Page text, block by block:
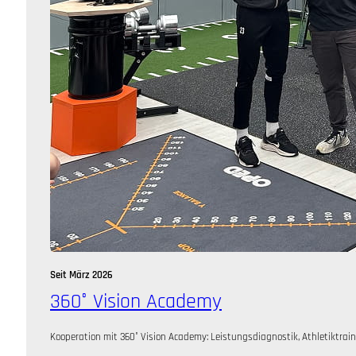
Seit März 2026
360° Vision Academy
Kooperation mit 360° Vision Academy: Leistungsdiagnostik,